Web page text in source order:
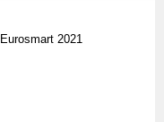
2021